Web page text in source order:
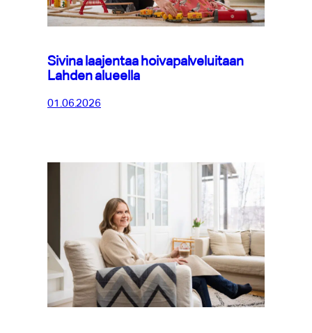
Sivina laajentaa hoivapalveluitaan
Lahden alueella
01.06.2026